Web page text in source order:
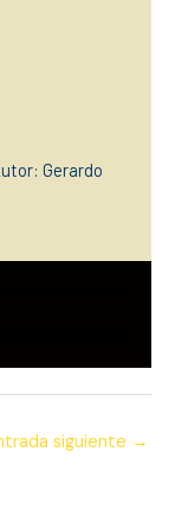
Gerardo
siguiente →